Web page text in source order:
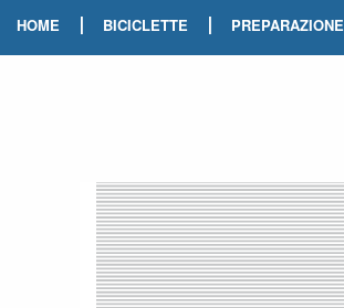
HOME | BICICLETTE | PREPARAZIONE